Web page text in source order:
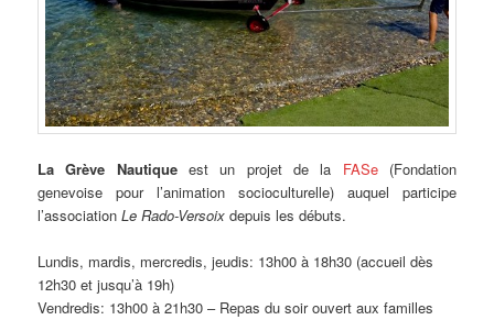
La Grève Nautiqueest un projet de la FASe (Fondation
genevoise pour l’animation socioculturelle) auquel participe
l’associationLe Rado-Versoix depuis les débuts.
Lundis, mardis, mercredis, jeudis: 13h00 à 18h30 (accueil dès
12h30 et jusqu’à 19h)
Vendredis: 13h00 à 21h30 – Repas du soir ouvert aux familles